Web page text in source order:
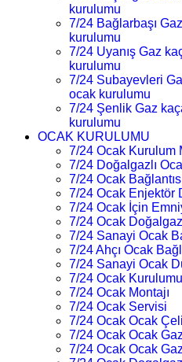
kurulumu
7/24 Bağlarbaşı
kurulumu
7/24 Uyanış Gaz
kurulumu
7/24 Subayevleri
ocak kurulumu
7/24 Şenlik Gaz
kurulumu
OCAK KURULUMU
7/24 Ocak Kurulum
7/24 Doğalgazlı
7/24 Ocak
7/24 Ocak Enjektör
7/24 Ocak İçin
7/24 Ocak
7/24 Sanayi Ocak
7/24 Ahçı Ocak
7/24 Sanayi Ocak
7/24 Ocak Kurulumu
7/24 Ocak Montajı
7/24 Ocak Servisi
7/24 Ocak Ocak
7/24 Ocak Ocak
7/24 Ocak Ocak